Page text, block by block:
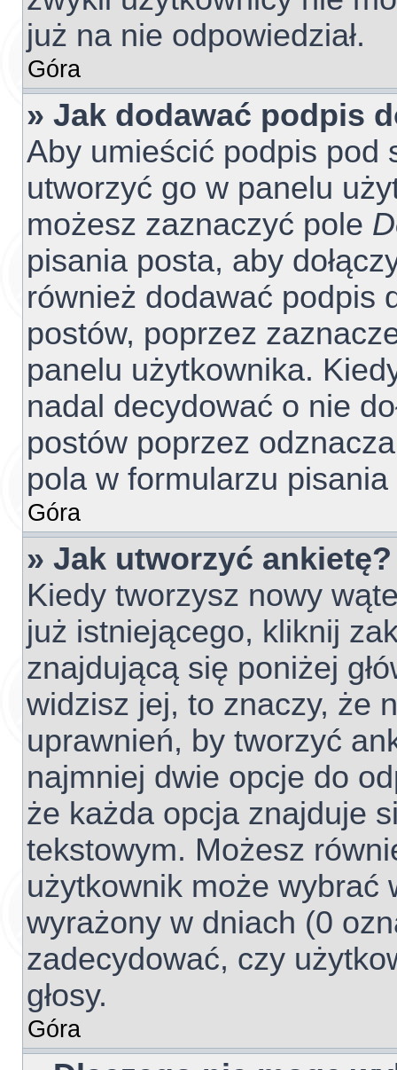
już na nie odpowiedział.
Góra
» Jak dodawać podpis
Aby umieścić podpis pod
utworzyć go w panelu
możesz zaznaczyć pole
pisania posta, aby
również dodawać podpis
postów, poprzez
panelu użytkownika.
nadal decydować o nie
postów poprzez
pola w formularzu
Góra
» Jak utworzyć ankietę?
Kiedy tworzysz nowy
już istniejącego, kliknij
znajdującą się poniżej
widzisz jej, to znaczy, że
uprawnień, by tworzyć
najmniej dwie opcje do
że każda opcja znajduje
tekstowym. Możesz
użytkownik może wybrać
wyrażony w dniach (0
zadecydować, czy
głosy.
Góra